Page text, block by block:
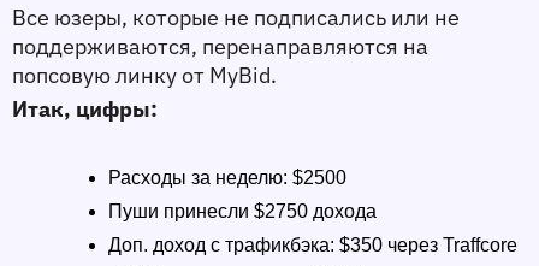
Все юзеры, которые не подписались или не
поддерживаются, перенаправляются на
попсовую линку от MyBid.
Итак, цифры:
Расходы за неделю: $2500
Пуши принесли $2750 дохода
Доп. доход с трафикбэка: $350 через Traffcore